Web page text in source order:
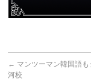
← マンツーマン韓国語も
河校